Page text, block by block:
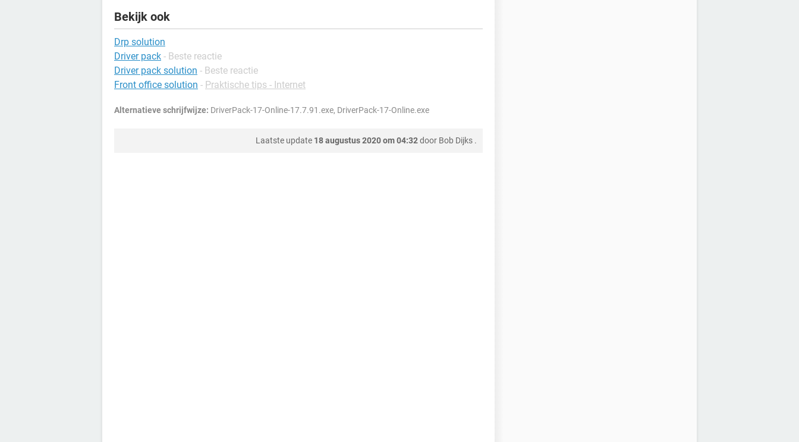
Bekijk ook
Drp solution
Driver pack - Beste reactie
Driver pack solution - Beste reactie
Front office solution - Praktische tips - Internet
Alternatieve schrijfwijze: DriverPack-17-Online-17.7.91.exe, DriverPack-17-Online.exe
Laatste update 18 augustus 2020 om 04:32door Bob Dijks .